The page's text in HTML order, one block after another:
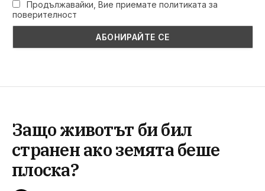
Продължавайки, Вие приемате политиката за
поверителност
Защо животът би бил
странен ако земята беше
плоска?